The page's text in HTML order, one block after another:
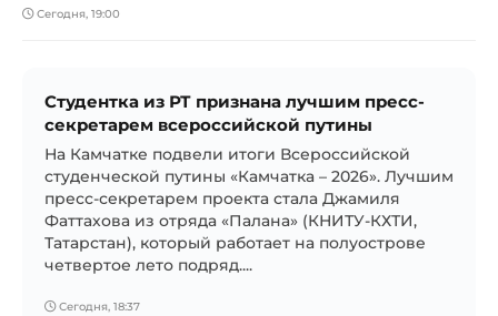
Сегодня, 19:00
Студентка из РТ признана лучшим пресс-
секретарем всероссийской путины
На Камчатке подвели итоги Всероссийской
студенческой путины «Камчатка – 2026». Лучшим
пресс-секретарем проекта стала Джамиля
Фаттахова из отряда «Палана» (КНИТУ-КХТИ,
Татарстан), который работает на полуострове
четвертое лето подряд....
Сегодня, 18:37